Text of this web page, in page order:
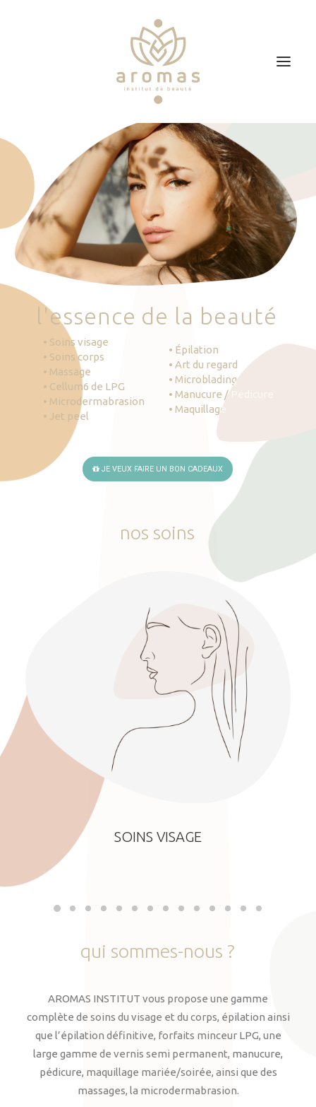
Soins
Je veux faire un bon cadeau
Plan d’accès
Prendre RDV
'essence de la beauté
• Soins visage
• Soins corps
• Massage
• Cellum6 de LPG
• Microdermabrasion
• Jet peel
• Épilation
• Art du regard
• Microblading
• Manucure / Pédicure
• Maquillage
JE VEUX FAIRE UN BON CADEAUX
nos soins
SOINS VISAGE
qui sommes-nous ?
AROMAS INSTITUT vous propose une gamme
complète de soins du visage et du corps, épilation ainsi
que l’épilation définitive, forfaits minceur LPG, une
large gamme de vernis semi permanent, manucure,
pédicure, maquillage mariée/soirée, ainsi que des
massages, la microdermabrasion.